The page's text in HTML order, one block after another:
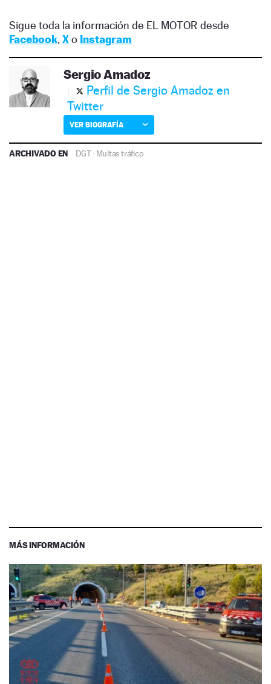
Sigue toda la información de EL MOTOR desde
Facebook, Xo Instagram
Sergio Amadoz
Perfil de Sergio Amadoz en
Twitter
VER BIOGRAFÍA
ARCHIVADO EN DGT· Multas tráfico
MÁS INFORMACIÓN